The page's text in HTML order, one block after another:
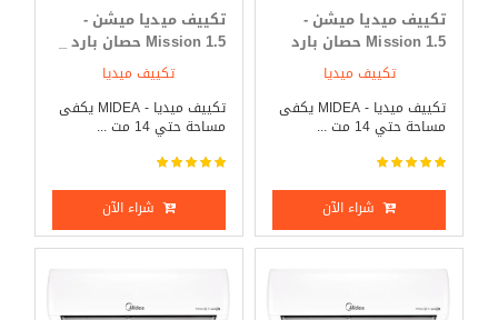
تكييف ميديا ميشن -
Mission 1.5 حصان بارد
تكييف ميديا
تكييف ميديا - MIDEA يكفى
مساحة حتي 14 مت ...
شراء الآن
تكييف ميديا ميشن -
Mission 1.5 حصان بارد _
تكييف ميديا
تكييف ميديا - MIDEA يكفى
مساحة حتي 14 مت ...
شراء الآن